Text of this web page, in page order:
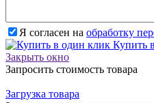
Я согласен на обработку
Купить
Закрыть окно
Запросить стоимость товара
Загрузка товара